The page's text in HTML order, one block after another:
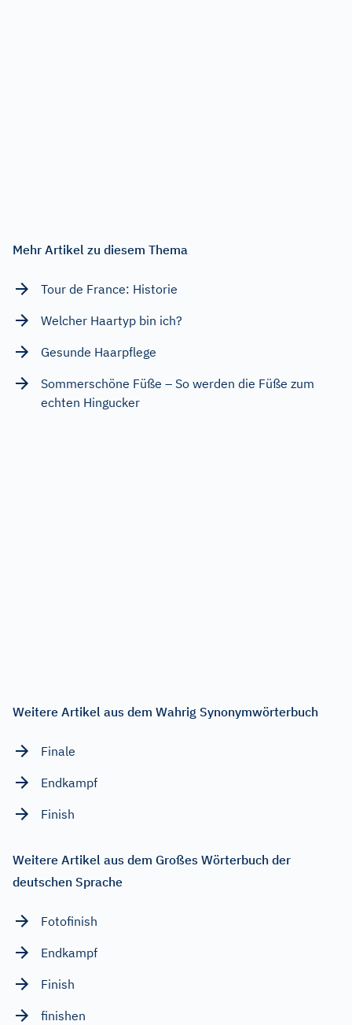
Mehr Artikel zu diesem Thema
Tour de France: Historie
Welcher Haartyp bin ich?
Gesunde Haarpflege
Sommerschöne Füße – So werden die Füße zum
echten Hingucker
Weitere Artikel aus dem Wahrig Synonymwörterbuch
Finale
Endkampf
Finish
Weitere Artikel aus dem Großes Wörterbuch der
deutschen Sprache
Fotofinish
Endkampf
Finish
finishen